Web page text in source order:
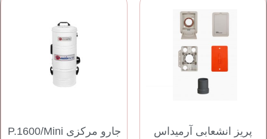
پریز انشعابی آرمیداس جارو مرکزی P.1600/Mini